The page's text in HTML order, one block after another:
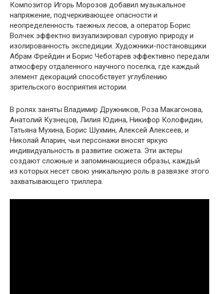
Композитор Игорь Морозов добавил музыкальное
напряжение, подчеркивающее опасности и
неопределенность таежных лесов, а оператор Борис
Волчек эффектно визуализировал суровую природу и
изолированность экспедиции. Художники-постановщики
Абрам Фрейдин и Борис Чеботарев эффективно передали
атмосферу отдаленного научного поселка, где каждый
элемент декораций способствует углублению
зрительского восприятия истории.
В ролях заняты Владимир Дружников, Роза Макагонова,
Анатолий Кузнецов, Лилия Юдина, Никифор Колофидин,
Татьяна Мухина, Борис Шухмин, Алексей Алексеев, и
Николай Апарин, чьи персонажи вносят яркую
индивидуальность в развитие сюжета. Эти актеры
создают сложные и запоминающиеся образы, каждый
из которых несет свою уникальную роль в развязке этого
захватывающего триллера.